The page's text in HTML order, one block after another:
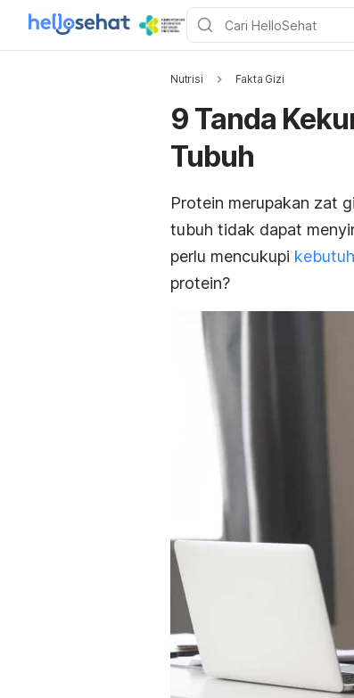
Nutrisi Fakta Gizi
9 Tanda
Tubuh
Protein merupakan zat
tubuh tidak dapat
perlu mencukupi
protein?